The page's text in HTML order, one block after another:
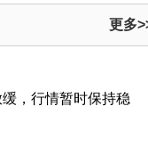
更多
，行情暂时保持稳